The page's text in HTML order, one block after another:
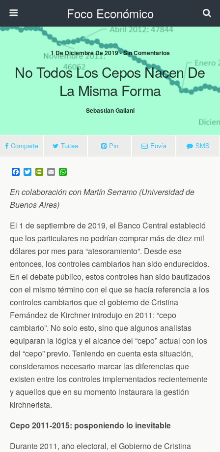
Foco Económico
1 De Diciembre De 2019 • Sin Comentarios
No Todos Los Cepos Nacen De
La Misma Forma
Sebastian Galiani
Comparte Tuitea Pin Envía SMS
F
a
e
b
o
k
T
w
i
t
t
e
P
n
t
F
i
e
n
d
y
E
m
a
i
l
p
En colaboración con Martín Serramo (Universidad de
Buenos Aires)
El 1 de septiembre de 2019, el Banco Central estableció
que los particulares no podrían comprar más de diez mil
dólares por mes para “atesoramiento”. Desde ese
entonces, los controles cambiarios han sido endurecidos.
En el debate público, estos controles han sido bautizados
con el mismo término con el que se hacía referencia a los
controles cambiarios que el gobierno de Cristina
Fernández de Kirchner introdujo en 2011: “cepo
cambiario”. No solo esto, sino que algunos analistas
equiparan la lógica y el alcance del “cepo” actual con los
del “cepo” previo. Teniendo en cuenta esta situación,
consideramos necesario marcar las diferencias que
existen entre los controles implementados recientemente
y aquellos que en su momento instaurara la gestión
kirchnerista.
Cepo 2011-2015: posponiendo lo inevitable
Durante 2011, año electoral, el Gobierno de Cristina